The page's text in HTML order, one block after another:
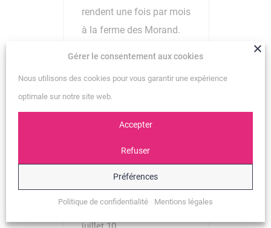
rendent une fois par mois
à la ferme des Morand.
EN SAVOIR PLUS
Gérer le consentement aux cookies
Nous utilisons des cookies pour vous garantir une expérience
optimale sur notre site web.
Accepter
Refuser
Préférences
Politique de confidentialité Mentions légales